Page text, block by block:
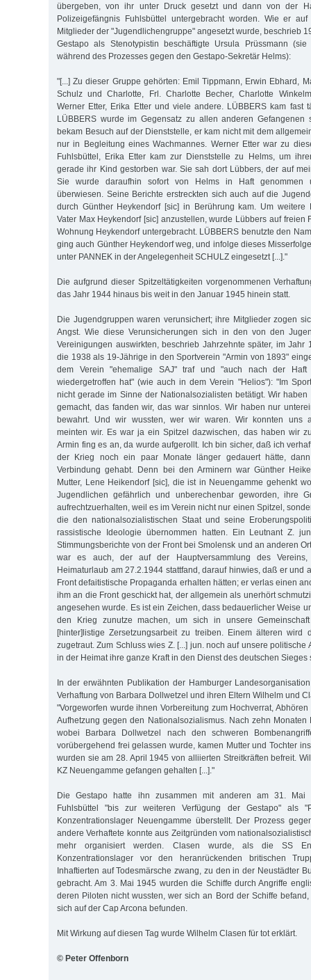
übergeben, von ihr unter Druck gesetzt und dann von der
Polizeigefängnis Fuhlsbüttel untergebracht worden. Wie er
Mitglieder der "Jugendlichengruppe" angesetzt wurde, beschrieb
Gestapo als Stenotypistin beschäftigte Ursula Prüssmann
während des Prozesses gegen den Gestapo-Sekretär Helms):
"[...] Zu dieser Gruppe gehörten: Emil Tippmann, Erwin Ebhard,
Schulz und Charlotte, Frl. Charlotte Becher, Charlotte
Werner Etter, Erika Etter und viele andere. LÜBBERS kam fast
LÜBBERS wurde im Gegensatz zu allen anderen Gefangenen
bekam Besuch auf der Dienststelle, er kam nicht mit dem
nur in Begleitung eines Wachmannes. Werner Etter war zu
Fuhlsbüttel, Erika Etter kam zur Dienststelle zu Helms, um
gerade ihr Kind gestorben war. Sie sah dort Lübbers, der auf
Sie wurde daraufhin sofort von Helms in Haft genommen
überwiesen. Seine Berichte erstreckten sich auch auf die
durch Günther Heykendorf [sic] in Berührung kam. Um weitere
Vater Max Heykendorf [sic] anzustellen, wurde Lübbers auf freien
Wohnung Heykendorf untergebracht. LÜBBERS benutzte den
ging auch Günther Heykendorf weg, und infolge dieses
unter PANNEK in der Angelegenheit SCHULZ eingesetzt [...]."
Die aufgrund dieser Spitzeltätigkeiten vorgenommenen
das Jahr 1944 hinaus bis weit in den Januar 1945 hinein statt.
Die Jugendgruppen waren verunsichert; ihre Mitglieder zogen
Angst. Wie diese Verunsicherungen sich in den von den
Vereinigungen auswirkten, beschrieb Jahrzehnte später, im Jahr
die 1938 als 19-Jährige in den Sportverein "Armin von 1893"
dem Verein "ehemalige SAJ" traf und "auch nach der
wiedergetroffen hat" (wie auch in dem Verein "Helios"): "Im
nicht gerade im Sinne der Nationalsozialisten betätigt. Wir
gemacht, das fanden wir, das war sinnlos. Wir haben nur
bewahrt. Und wir wussten, wer wir waren. Wir konnten uns
meinten wir. Es war ja ein Spitzel dazwischen, das haben wir
Armin fing es an, da wurde aufgerollt. Ich bin sicher, daß ich
der Krieg noch ein paar Monate länger gedauert hätte,
Verbindung gehabt. Denn bei den Arminern war Günther
Mutter, Lene Heikendorf [sic], die ist in Neuengamme gehenkt
Jugendlichen gefährlich und unberechenbar geworden, ihre
aufrechtzuerhalten, weil es im Verein nicht nur einen Spitzel,
die den nationalsozialistischen Staat und seine
rassistische Ideologie übernommen hatten. Ein Leutnant Z.
Stimmungsberichte von der Front bei Smolensk und an anderen
war es auch, der auf der Hauptversammlung des
Heimaturlaub am 27.2.1944 stattfand, darauf hinwies, daß er und
Front defaitistische Propaganda erhalten hätten; er verlas einen
ihm an die Front geschickt hat, der allgemein als unerhört
angesehen wurde. Es ist ein Zeichen, dass bedauerlicher Weise
den Krieg zunutze machen, um sich in unsere
[hinter]listige Zersetzungsarbeit zu treiben. Einem älteren wird
zugetraut. Zum Schluss wies Z. [...] jun. noch auf unsere politische
in der Heimat ihre ganze Kraft in den Dienst des deutschen Sieges
In der erwähnten Publikation der Hamburger
Verhaftung von Barbara Dollwetzel und ihren Eltern Wilhelm und
"Vorgeworfen wurde ihnen Vorbereitung zum Hochverrat,
Aufhetzung gegen den Nationalsozialismus. Nach zehn Monaten
wo­bei Barbara Dollwetzel nach den schweren
vorübergehend frei gelassen wurde, kamen Mutter und Tochter
wurden sie am 28. April 1945 von alliierten Streitkräften befreit.
KZ Neuengamme gefangen gehalten [...]."
Die Gestapo hatte ihn zusammen mit anderen am 31. Mai
Fuhlsbüttel "bis zur weiteren Verfügung der Gestapo" als
Konzentrationslager Neuengamme überstellt. Der Prozess
andere Verhaftete konnte aus Zeitgründen vom
mehr organisiert werden. Clasen wurde, als die SS
Konzentrationslager vor den heranrückenden britischen
Inhaftierten auf Todesmärsche zwang, zu den in der Neustädter
gebracht. Am 3. Mai 1945 wurden die Schiffe durch Angriffe
deren Piloten nicht wussten, wer sich an Bord der Schiffe
sich auf der Cap Arcona befunden.
Mit Wirkung auf diesen Tag wurde Wilhelm Clasen für tot erklärt.
© Peter Offenborn